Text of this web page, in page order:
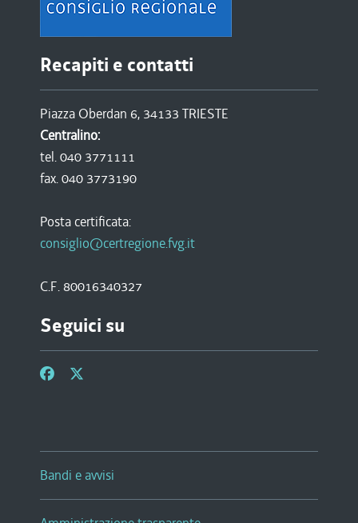
Recapiti e contatti
Piazza Oberdan 6, 34133 TRIESTE
Centralino:
tel. 040 3771111
fax. 040 3773190
Posta certificata:
consiglio@certregione.fvg.it
C.F. 80016340327
Seguici su
Bandi e avvisi